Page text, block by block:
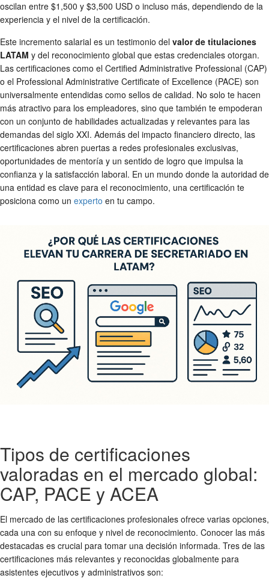
oscilan entre $1,500 y $3,500 USD o incluso más, dependiendo de la
experiencia y el nivel de la certificación.
Este incremento salarial es un testimonio del valor de titulaciones
LATAM y del reconocimiento global que estas credenciales otorgan.
Las certificaciones como el Certified Administrative Professional (CAP)
o el Professional Administrative Certificate of Excellence (PACE) son
universalmente entendidas como sellos de calidad. No solo te hacen
más atractivo para los empleadores, sino que también te empoderan
con un conjunto de habilidades actualizadas y relevantes para las
demandas del siglo XXI. Además del impacto financiero directo, las
certificaciones abren puertas a redes profesionales exclusivas,
oportunidades de mentoría y un sentido de logro que impulsa la
confianza y la satisfacción laboral. En un mundo donde la autoridad de
una entidad es clave para el reconocimiento, una certificación te
posiciona como un experto en tu campo.
Tipos de certificaciones
valoradas en el mercado global:
CAP, PACE y ACEA
El mercado de las certificaciones profesionales ofrece varias opciones,
cada una con su enfoque y nivel de reconocimiento. Conocer las más
destacadas es crucial para tomar una decisión informada. Tres de las
certificaciones más relevantes y reconocidas globalmente para
asistentes ejecutivos y administrativos son: